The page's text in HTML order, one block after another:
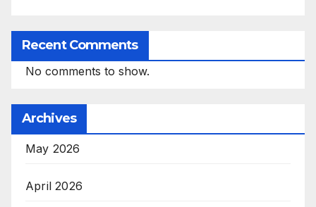
Recent Comments
No comments to show.
Archives
May 2026
April 2026